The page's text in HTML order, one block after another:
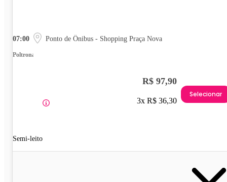
07:00 Ponto de Ônibus - Shopping Praça Nova
Poltrona
Semi-leito
R$ 97,90
3x R$ 36,30
Selecionar